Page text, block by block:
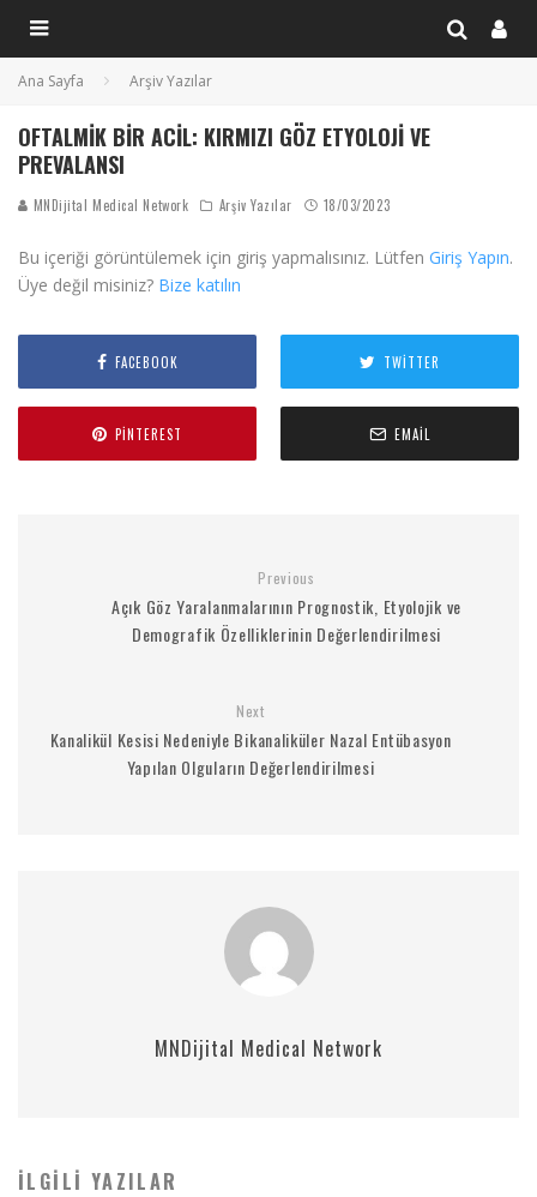
Ana Sayfa Arşiv Yazılar
OFTALMIK BIR ACIL: KIRMIZI GÖZ ETYOLOJI VE
PREVALANSI
MNDijital Medical Network Arşiv Yazılar 18/03/2023
Bu içeriği görüntülemek için giriş yapmalısınız. Lütfen Giriş Yapın.
Üye değil misiniz? Bize katılın
FACEBOOK TWITTER
PINTEREST EMAIL
Previous
Açık Göz Yaralanmalarının Prognostik, Etyolojik ve
Demografik Özelliklerinin Değerlendirilmesi
Next
Kanalikül Kesisi Nedeniyle Bikanaliküler Nazal Entübasyon
Yapılan Olguların Değerlendirilmesi
MNDijital Medical Network
İLGILI YAZILAR